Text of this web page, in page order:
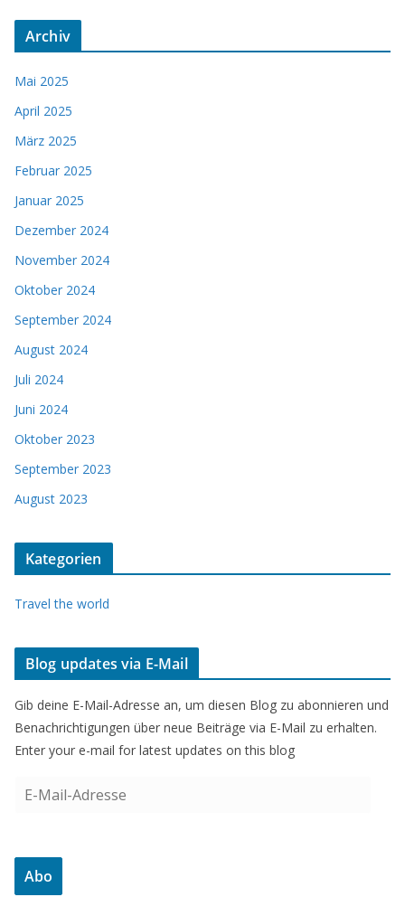
Archiv
Mai 2025
April 2025
März 2025
Februar 2025
Januar 2025
Dezember 2024
November 2024
Oktober 2024
September 2024
August 2024
Juli 2024
Juni 2024
Oktober 2023
September 2023
August 2023
Kategorien
Travel the world
Blog updates via E-Mail
Gib deine E-Mail-Adresse an, um diesen Blog zu abonnieren und
Benachrichtigungen über neue Beiträge via E-Mail zu erhalten.
Enter your e-mail for latest updates on this blog
a
Abo